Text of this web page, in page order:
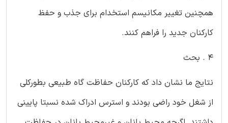
همچنین تغییر مکانیسم استخدام برای جذب و حفظ
کارکنان جدید را فراهم کنند.
4 . بحث
نتایج ما نشان داد که کارکنان حفاظت گاه طبیعی بطورکلی
از شغل خود راضی بودند و استرس ادراک شده نسبتا پایینی